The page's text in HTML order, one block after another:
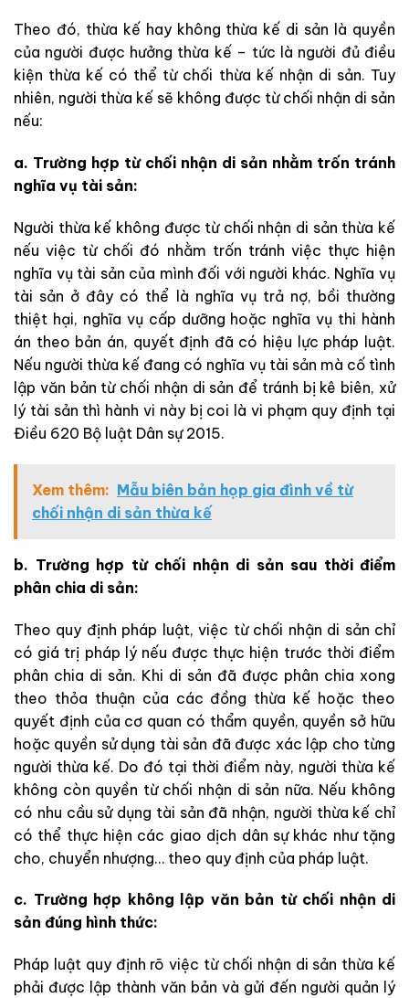
Theo đó, thừa kế hay không thừa kế di sản là quyền
của người được hưởng thừa kế – tức là người đủ điều
kiện thừa kế có thể từ chối thừa kế nhận di sản. Tuy
nhiên, người thừa kế sẽ không được từ chối nhận di sản
nếu:
a. Trường hợp từ chối nhận di sản nhằm trốn tránh
nghĩa vụ tài sản:
Người thừa kế không được từ chối nhận di sản thừa kế
nếu việc từ chối đó nhằm trốn tránh việc thực hiện
nghĩa vụ tài sản của mình đối với người khác. Nghĩa vụ
tài sản ở đây có thể là nghĩa vụ trả nợ, bồi thường
thiệt hại, nghĩa vụ cấp dưỡng hoặc nghĩa vụ thi hành
án theo bản án, quyết định đã có hiệu lực pháp luật.
Nếu người thừa kế đang có nghĩa vụ tài sản mà cố tình
lập văn bản từ chối nhận di sản để tránh bị kê biên, xử
lý tài sản thì hành vi này bị coi là vi phạm quy định tại
Điều 620 Bộ luật Dân sự 2015.
Xem thêm: Mẫu biên bản họp gia đình về từ
chối nhận di sản thừa kế
b. Trường hợp từ chối nhận di sản sau thời điểm
phân chia di sản:
Theo quy định pháp luật, việc từ chối nhận di sản chỉ
có giá trị pháp lý nếu được thực hiện trước thời điểm
phân chia di sản. Khi di sản đã được phân chia xong
theo thỏa thuận của các đồng thừa kế hoặc theo
quyết định của cơ quan có thẩm quyền, quyền sở hữu
hoặc quyền sử dụng tài sản đã được xác lập cho từng
người thừa kế. Do đó tại thời điểm này, người thừa kế
không còn quyền từ chối nhận di sản nữa. Nếu không
có nhu cầu sử dụng tài sản đã nhận, người thừa kế chỉ
có thể thực hiện các giao dịch dân sự khác như tặng
cho, chuyển nhượng… theo quy định của pháp luật.
c. Trường hợp không lập văn bản từ chối nhận di
sản đúng hình thức:
Pháp luật quy định rõ việc từ chối nhận di sản thừa kế
phải được lập thành văn bản và gửi đến người quản lý